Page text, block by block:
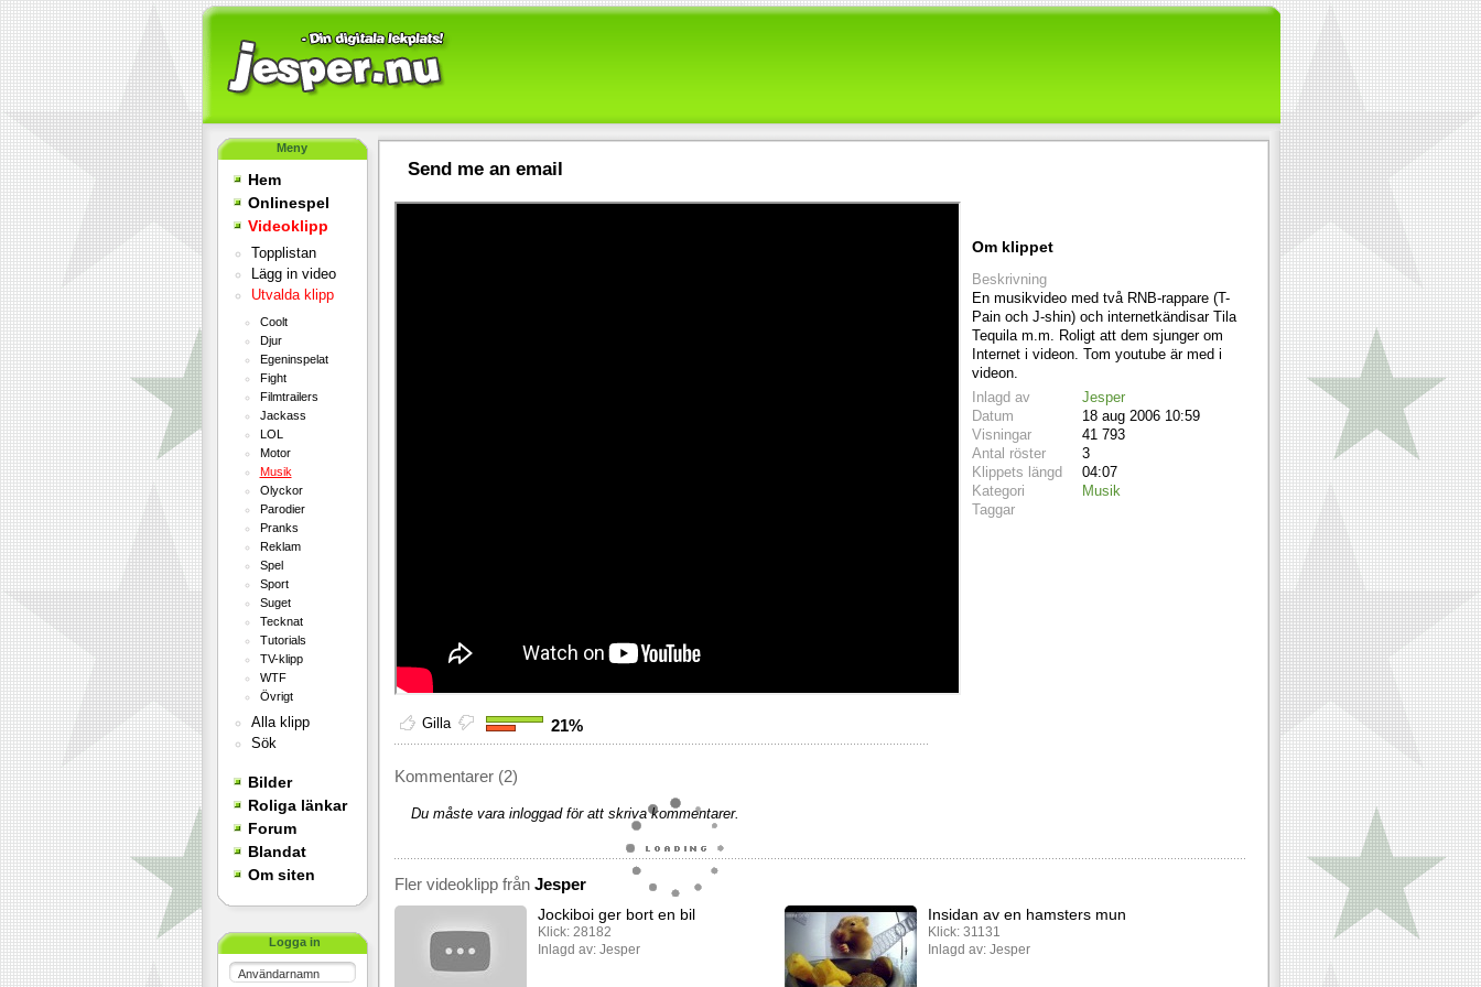
Meny
Hem
Onlinespel
Videoklipp
Topplistan
Lägg in video
Utvalda klipp
Coolt
Djur
Egeninspelat
Fight
Filmtrailers
Jackass
LOL
Motor
Musik
Olyckor
Parodier
Pranks
Reklam
Spel
Sport
Suget
Tecknat
Tutorials
TV-klipp
WTF
Övrigt
Alla klipp
Sök
Bilder
Roliga länkar
Forum
Blandat
Om siten
Logga in
Användarnamn
Send me an email
Gilla 21%
Kommentarer (2)
Du måste vara inloggad för att skriva kommentarer.
Om klippet
Beskrivning
En musikvideo med två RNB-rappare (T-
Pain och J-shin) och internetkändisar Tila
Tequila m.m. Roligt att dem sjunger om
Internet i videon. Tom youtube är med i
videon.
Inlagd av
Jesper
Datum
18 aug 2006 10:59
Visningar
41 793
Antal röster
3
Klippets längd
04:07
Kategori
Musik
Taggar
Fler videoklipp från Jesper
Jockiboi ger bort en bil
Klick: 28182
Inlagd av: Jesper
Insidan av en hamsters mun
Klick: 31131
Inlagd av: Jesper